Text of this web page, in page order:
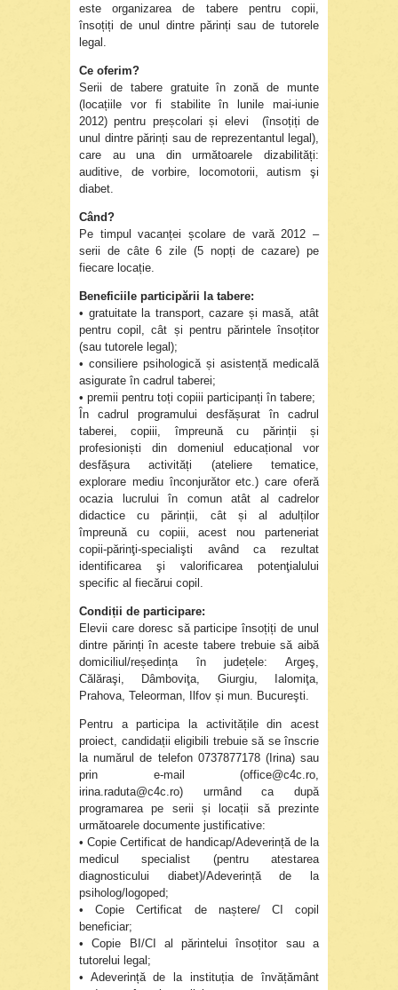
este organizarea de tabere pentru copii,
însoțiți de unul dintre părinți sau de tutorele
legal.
Ce oferim?
Serii de tabere gratuite în zonă de munte
(locațiile vor fi stabilite în lunile mai-iunie
2012) pentru preșcolari și elevi (însoțiți de
unul dintre părinți sau de reprezentantul legal),
care au una din următoarele dizabilități:
auditive, de vorbire, locomotorii, autism şi
diabet.
Când?
Pe timpul vacanței școlare de vară 2012 –
serii de câte 6 zile (5 nopți de cazare) pe
fiecare locație.
Beneficiile participării la tabere:
• gratuitate la transport, cazare și masă, atât
pentru copil, cât și pentru părintele însoțitor
(sau tutorele legal);
• consiliere psihologică și asistență medicală
asigurate în cadrul taberei;
• premii pentru toți copiii participanți în tabere;
În cadrul programului desfășurat în cadrul
taberei, copiii, împreună cu părinții și
profesioniști din domeniul educațional vor
desfășura activități (ateliere tematice,
explorare mediu înconjurător etc.) care oferă
ocazia lucrului în comun atât al cadrelor
didactice cu părinții, cât și al adulților
împreună cu copiii, acest nou parteneriat
copii-părinţi-specialişti având ca rezultat
identificarea şi valorificarea potenţialului
specific al fiecărui copil.
Condiții de participare:
Elevii care doresc să participe însoțiți de unul
dintre părinți în aceste tabere trebuie să aibă
domiciliul/reședința în județele: Argeş,
Călăraşi, Dâmboviţa, Giurgiu, Ialomiţa,
Prahova, Teleorman, Ilfov și mun. Bucureşti.
Pentru a participa la activitățile din acest
proiect, candidații eligibili trebuie să se înscrie
la numărul de telefon 0737877178 (Irina) sau
prin e-mail (office@c4c.ro,
irina.raduta@c4c.ro) urmând ca după
programarea pe serii și locații să prezinte
următoarele documente justificative:
• Copie Certificat de handicap/Adeverință de la
medicul specialist (pentru atestarea
diagnosticului diabet)/Adeverință de la
psiholog/logoped;
• Copie Certificat de naștere/ CI copil
beneficiar;
• Copie BI/CI al părintelui însoțitor sau a
tutorelui legal;
• Adeverință de la instituția de învățământ